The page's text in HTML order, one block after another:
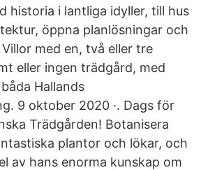
historia i lantliga idyller, till hus
öppna planlösningar och
med en, två eller tre
eller ingen trädgård, med
Hallands
9 oktober 2020 ·. Dags för
Trädgården! Botanisera
plantor och lökar, och
av hans enorma kunskap om